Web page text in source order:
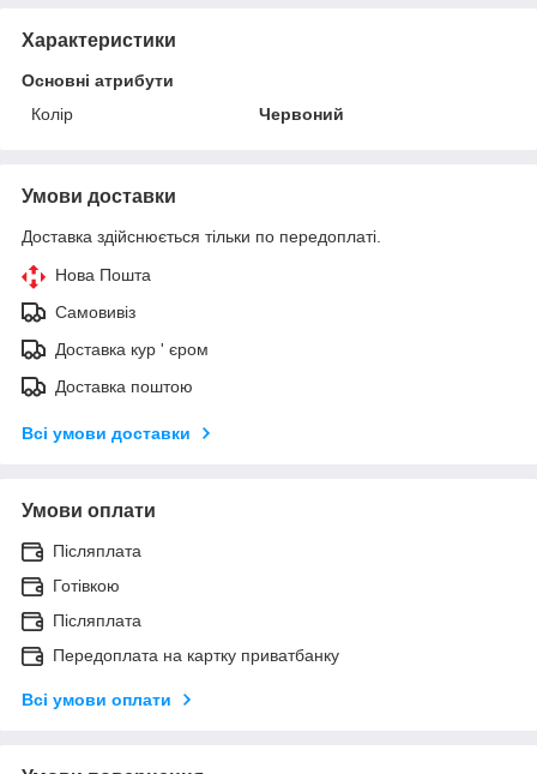
Характеристики
Основні атрибути
Колір
Червоний
Умови доставки
Доставка здійснюється тільки по передоплаті.
Нова Пошта
Самовивіз
Доставка кур ' єром
Доставка поштою
Всі умови доставки
Умови оплати
Післяплата
Готівкою
Післяплата
Передоплата на картку приватбанку
Всі умови оплати